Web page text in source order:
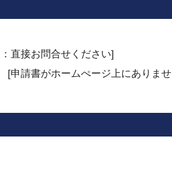
直接お問合せください]
申請書がホームぺージ上にありませ